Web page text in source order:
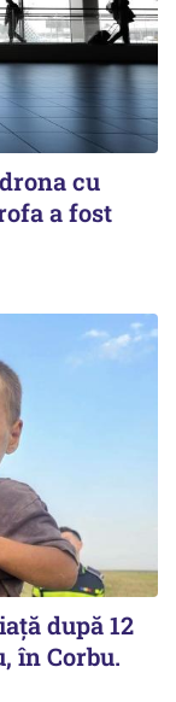
cu
a fost
după 12
în Corbu.